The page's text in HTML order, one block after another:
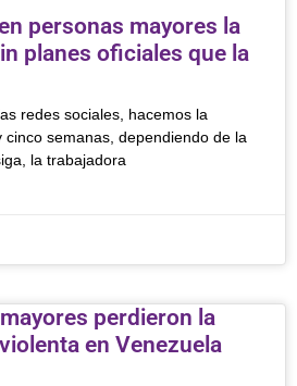
personas mayores la
planes oficiales que la
redes sociales, hacemos la
semanas, dependiendo de la
la trabajadora
perdieron la
en Venezuela